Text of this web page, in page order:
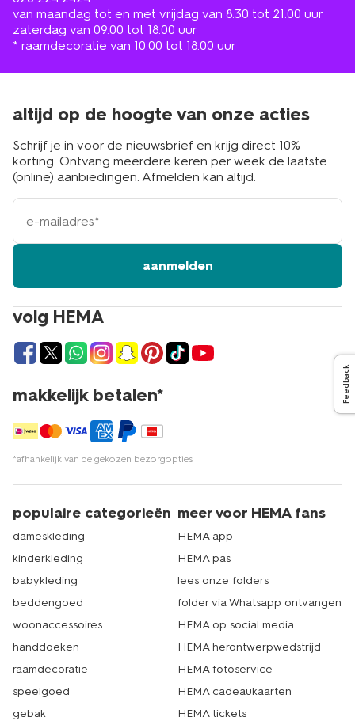
van maandag tot en met vrijdag van 8.30 tot 21.00 uur
zaterdag van 09.00 tot 18.00 uur
* raamdecoratie van 10.00 tot 18.00 uur
volg HEMA
makkelijk betalen*
*afhankelijk van de gekozen bezorgopties
altijd op de hoogte van onze acties
Schrijf je in voor de nieuwsbrief en krijg direct 10%
korting. Ontvang meerdere keren per week de laatste
(online) aanbiedingen. Afmelden kan altijd.
e-
mailadres
aanmelden
populaire categorieën
dameskleding
kinderkleding
babykleding
beddengoed
woonaccessoires
handdoeken
raamdecoratie
speelgoed
gebak
meer voor HEMA fans
HEMA app
HEMA pas
lees onze folders
folder via Whatsapp ontvangen
HEMA op social media
HEMA herontwerpwedstrijd
HEMA fotoservice
HEMA cadeaukaarten
HEMA tickets
Feedback